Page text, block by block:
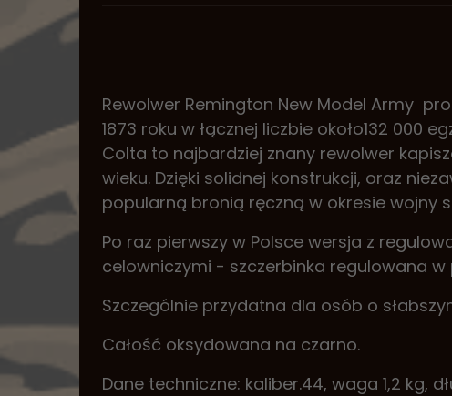
Rewolwer Remington New Model Army
1873 roku w łącznej liczbie około132 000
Colta to najbardziej znany rewolwer
wieku. Dzięki solidnej konstrukcji, oraz
popularną bronią ręczną w okresie wojny
Po raz pierwszy w Polsce wersja z
celowniczymi - szczerbinka regulowana w
Szczególnie przydatna dla osób o
Całość oksydowana na czarno.
Dane techniczne: kaliber.44, waga 1,2 kg,